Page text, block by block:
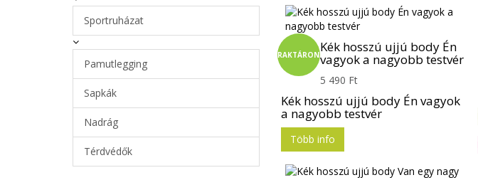
Sportruházat
Pamutlegging
Sapkák
Nadrág
Térdvédők
RAKTÁRONKék hosszú ujjú body Én
vagyok a nagyobb testvér
5 490 Ft
Kék hosszú ujjú body Én vagyok
a nagyobb testvér
Több info